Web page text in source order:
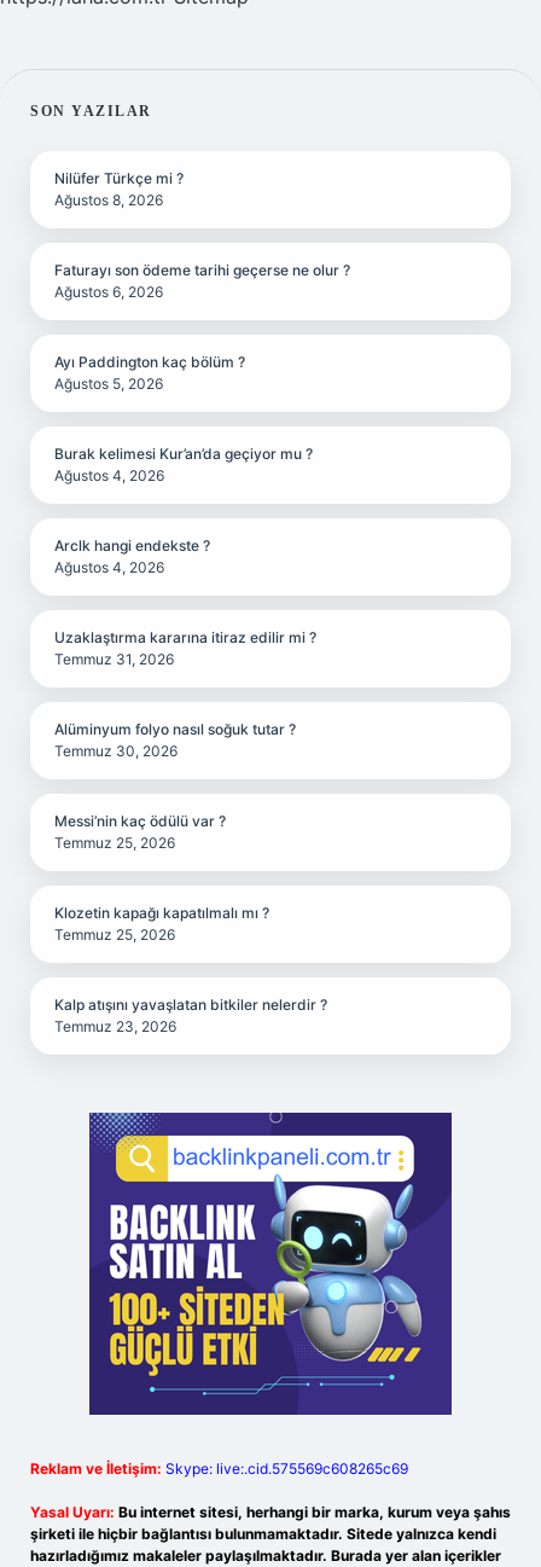
SIDEBAR
SON YAZILAR
Nilüfer Türkçe mi ?
Ağustos 8, 2026
Faturayı son ödeme tarihi geçerse ne olur ?
Ağustos 6, 2026
Ayı Paddington kaç bölüm ?
Ağustos 5, 2026
Burak kelimesi Kur’an’da geçiyor mu ?
Ağustos 4, 2026
Arclk hangi endekste ?
Ağustos 4, 2026
Uzaklaştırma kararına itiraz edilir mi ?
Temmuz 31, 2026
Alüminyum folyo nasıl soğuk tutar ?
Temmuz 30, 2026
Messi’nin kaç ödülü var ?
Temmuz 25, 2026
Klozetin kapağı kapatılmalı mı ?
Temmuz 25, 2026
Kalp atışını yavaşlatan bitkiler nelerdir ?
Temmuz 23, 2026
Reklam ve İletişim: Skype: live:.cid.575569c608265c69
Yasal Uyarı: Bu internet sitesi, herhangi bir marka, kurum veya şahıs
şirketi ile hiçbir bağlantısı bulunmamaktadır. Sitede yalnızca kendi
hazırladığımız makaleler paylaşılmaktadır. Burada yer alan içerikler